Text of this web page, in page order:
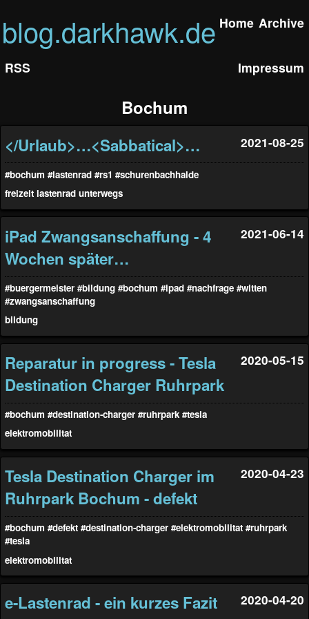
blog.darkhawk.de Home Archive
RSS Impressum
Bochum
</Urlaub>…<Sabbatical>… 2021-08-25
#bochum #lastenrad #rs1 #schurenbachhalde
freizeit lastenrad unterwegs
iPad Zwangsanschaffung - 4
Wochen später…
2021-06-14
#buergermeister #bildung #bochum #ipad #nachfrage #witten
#zwangsanschaffung
bildung
Reparatur in progress - Tesla
Destination Charger Ruhrpark
2020-05-15
#bochum #destination-charger #ruhrpark #tesla
elektromobilitat
Tesla Destination Charger im
Ruhrpark Bochum - defekt
2020-04-23
#bochum #defekt #destination-charger #elektromobilitat #ruhrpark
#tesla
elektromobilitat
e-Lastenrad - ein kurzes Fazit 2020-04-20